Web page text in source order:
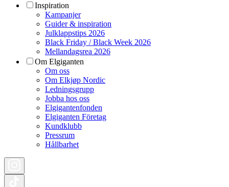
Inspiration
Kampanjer
Guider & inspiration
Julklappstips 2026
Black Friday / Black Week 2026
Mellandagsrea 2026
Om Elgiganten
Om oss
Om Elkjøp Nordic
Ledningsgrupp
Jobba hos oss
Elgigantenfonden
Elgiganten Företag
Kundklubb
Pressrum
Hållbarhet